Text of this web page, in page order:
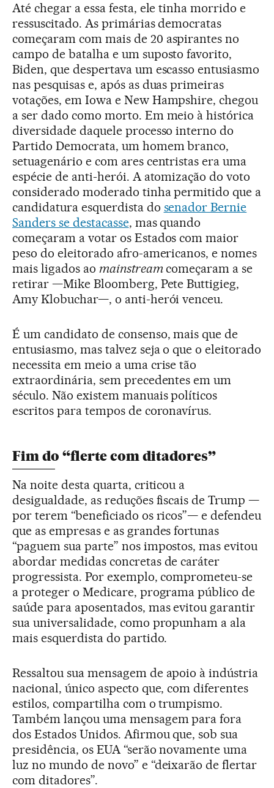
Até chegar a essa festa, ele tinha morrido e
ressuscitado. As primárias democratas
começaram com mais de 20 aspirantes no
campo de batalha e um suposto favorito,
Biden, que despertava um escasso entusiasmo
nas pesquisas e, após as duas primeiras
votações, em Iowa e New Hampshire, chegou
a ser dado como morto. Em meio à histórica
diversidade daquele processo interno do
Partido Democrata, um homem branco,
setuagenário e com ares centristas era uma
espécie de anti-herói. A atomização do voto
considerado moderado tinha permitido que a
candidatura esquerdista do senador Bernie
Sanders se destacasse, mas quando
começaram a votar os Estados com maior
peso do eleitorado afro-americanos, e nomes
mais ligados ao mainstreamcomeçaram a se
retirar —Mike Bloomberg, Pete Buttigieg,
Amy Klobuchar—, o anti-herói venceu.
É um candidato de consenso, mais que de
entusiasmo, mas talvez seja o que o eleitorado
necessita em meio a uma crise tão
extraordinária, sem precedentes em um
século. Não existem manuais políticos
escritos para tempos de coronavírus.
Fim do “flerte com ditadores”
Na noite desta quarta, criticou a
desigualdade, as reduções fiscais de Trump —
por terem “beneficiado os ricos”— e defendeu
que as empresas e as grandes fortunas
“paguem sua parte” nos impostos, mas evitou
abordar medidas concretas de caráter
progressista. Por exemplo, comprometeu-se
a proteger o Medicare, programa público de
saúde para aposentados, mas evitou garantir
sua universalidade, como propunham a ala
mais esquerdista do partido.
Ressaltou sua mensagem de apoio à indústria
nacional, único aspecto que, com diferentes
estilos, compartilha com o trumpismo.
Também lançou uma mensagem para fora
dos Estados Unidos. Afirmou que, sob sua
presidência, os EUA “serão novamente uma
luz no mundo de novo” e “deixarão de flertar
com ditadores”.